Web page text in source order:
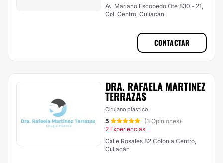
Av. Mariano Escobedo Ote 830 - 21,
Col. Centro, Culiacán
CONTACTAR
DRA. RAFAELA MARTINEZ
TERRAZAS
Cirujano plástico
5 (3 Opiniones)·
2 Experiencias
Calle Rosales 82 Colonia Centro,
Culiacán